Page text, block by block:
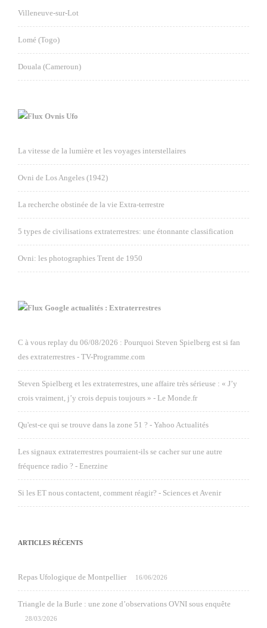
Villeneuve-sur-Lot
Lomé (Togo)
Douala (Cameroun)
Ovnis Ufo
La vitesse de la lumière et les voyages interstellaires
Ovni de Los Angeles (1942)
La recherche obstinée de la vie Extra-terrestre
5 types de civilisations extraterrestres: une étonnante classification
Ovni: les photographies Trent de 1950
Google actualités : Extraterrestres
C à vous replay du 06/08/2026 : Pourquoi Steven Spielberg est si fan
des extraterrestres - TV-Programme.com
Steven Spielberg et les extraterrestres, une affaire très sérieuse : « J’y
crois vraiment, j’y crois depuis toujours » - Le Monde.fr
Qu'est-ce qui se trouve dans la zone 51 ? - Yahoo Actualités
Les signaux extraterrestres pourraient-ils se cacher sur une autre
fréquence radio ? - Enerzine
Si les ET nous contactent, comment réagir? - Sciences et Avenir
ARTICLES RÉCENTS
Repas Ufologique de Montpellier 16/06/2026
Triangle de la Burle : une zone d’observations OVNI sous enquête
28/03/2026